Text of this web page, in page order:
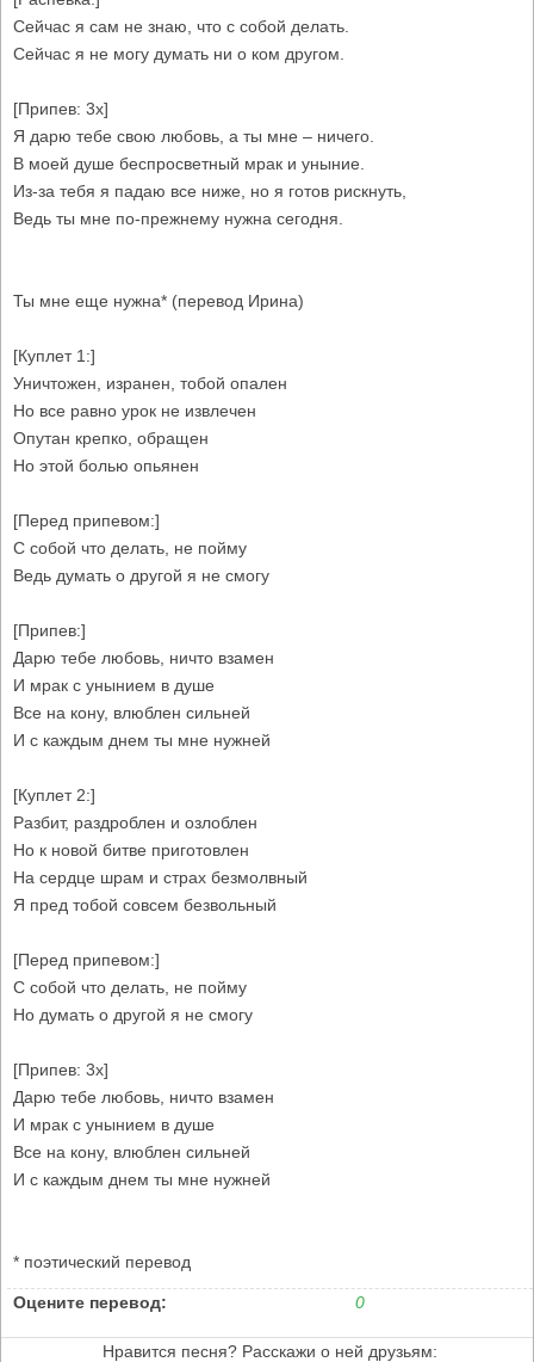
Сейчас я сам не знаю, что с собой делать.
Сейчас я не могу думать ни о ком другом.
[Припев: 3x]
Я дарю тебе свою любовь, а ты мне – ничего.
В моей душе беспросветный мрак и уныние.
Из-за тебя я падаю все ниже, но я готов рискнуть,
Ведь ты мне по-прежнему нужна сегодня.
Ты мне еще нужна* (перевод Ирина)
[Куплет 1:]
Уничтожен, изранен, тобой опален
Но все равно урок не извлечен
Опутан крепко, обращен
Но этой болью опьянен
[Перед припевом:]
С собой что делать, не пойму
Ведь думать о другой я не смогу
[Припев:]
Дарю тебе любовь, ничто взамен
И мрак с унынием в душе
Все на кону, влюблен сильней
И с каждым днем ты мне нужней
[Куплет 2:]
Разбит, раздроблен и озлоблен
Но к новой битве приготовлен
На сердце шрам и страх безмолвный
Я пред тобой совсем безвольный
[Перед припевом:]
С собой что делать, не пойму
Но думать о другой я не смогу
[Припев: 3x]
Дарю тебе любовь, ничто взамен
И мрак с унынием в душе
Все на кону, влюблен сильней
И с каждым днем ты мне нужней
* поэтический перевод
Оцените перевод: 0
Нравится песня? Расскажи о ней друзьям: